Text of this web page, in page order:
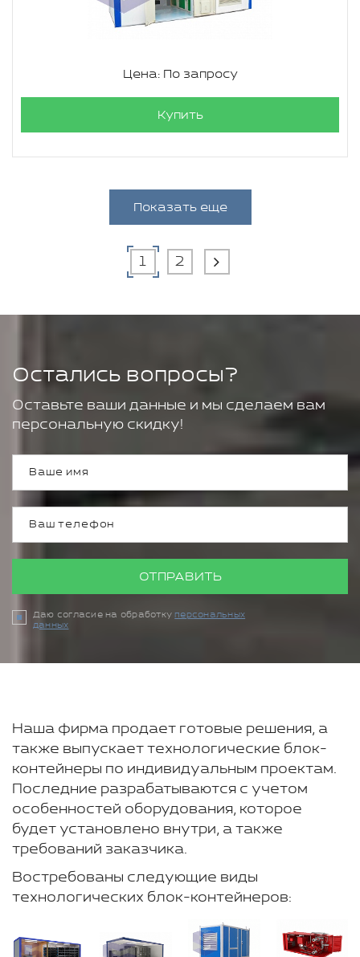
Цена: По запросу
Купить
Показать еще
1 2
Остались вопросы?
Оставьте ваши данные и мы сделаем вам
персональную скидку!
ОТПРАВИТЬ
Даю согласие на обработку персональных
данных
Наша фирма продает готовые решения, а
также выпускает технологические блок-
контейнеры по индивидуальным проектам.
Последние разрабатываются с учетом
особенностей оборудования, которое
будет установлено внутри, а также
требований заказчика.
Востребованы следующие виды
технологических блок-контейнеров: